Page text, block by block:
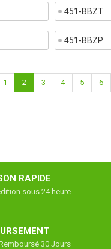
451-BBZT
451-BBZP
1 2 3 4 5 6
RAPIDE
sous 24 heure
30 Jours